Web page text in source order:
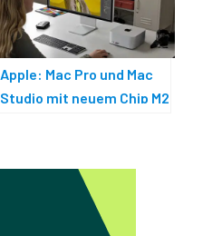
Apple: Mac Pro und Mac
Studio mit neuem Chip M2